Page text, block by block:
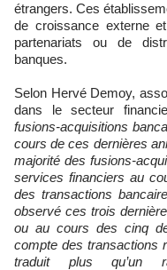
étrangers. Ces
de croissance externe
partenariats ou de
banques.
Selon Hervé Demoy,
dans le secteur
fusions-acquisitions
cours de ces dernières
majorité des fusions-
services financiers au
des transactions
observé ces trois
ou au cours des cinq
compte des transactions
traduit plus qu’un